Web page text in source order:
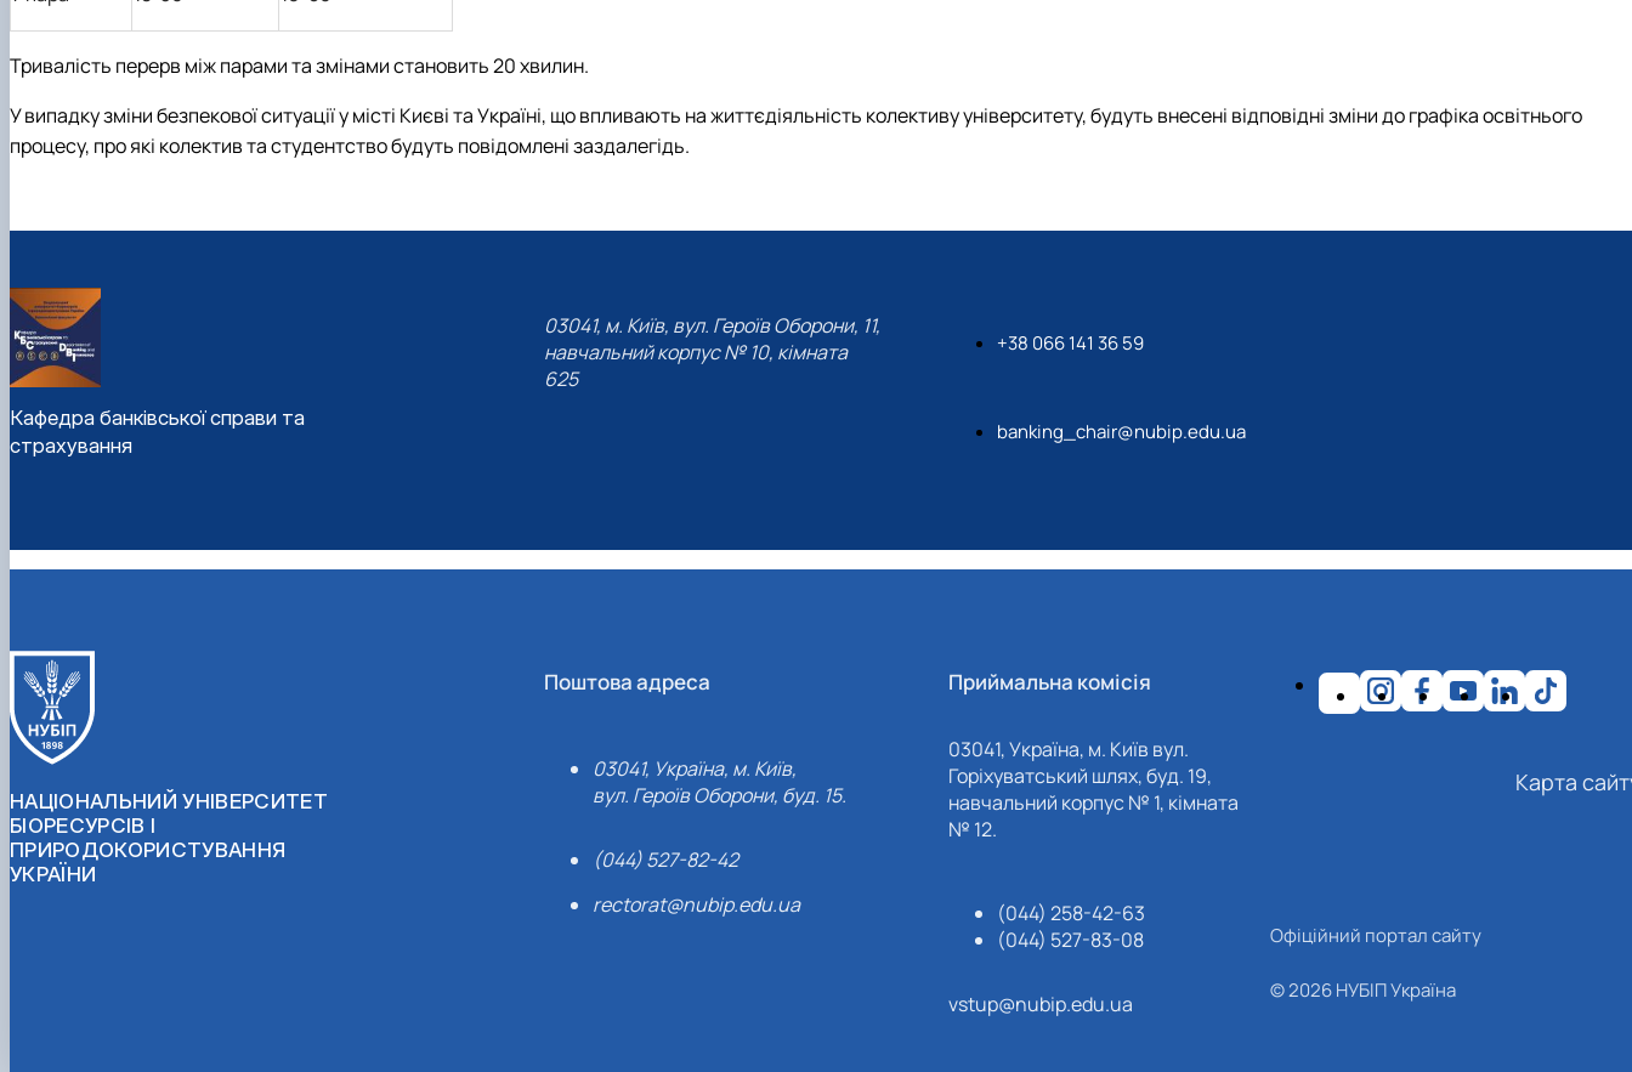
Тривалість перерв між парами та змінами становить 20 хвилин.
У випадку зміни безпекової ситуації у місті Києві та Україні, що впливають на життєдіяльність колективу університету, будуть внесені відповідні зміни до графіка освітнього
процесу, про які колектив та студентство будуть повідомлені заздалегідь.
Кафедра банківської справи та
страхування
03041, м. Київ, вул. Героїв Оборони, 11,
навчальний корпус № 10, кімната
625
+38 066 141 36 59
banking_chair@nubip.edu.ua
НАЦІОНАЛЬНИЙ УНІВЕРСИТЕТ
БІОРЕСУРСІВ І
ПРИРОДОКОРИСТУВАННЯ
УКРАЇНИ
Поштова адреса
03041, Україна, м. Київ,
вул. Героїв Оборони, буд. 15.
(044) 527-82-42
rectorat@nubip.edu.ua
Приймальна комісія
03041, Україна, м. Київ вул.
Горіхуватський шлях, буд. 19,
навчальний корпус № 1, кімната
№ 12.
(044) 258-42-63
(044) 527-83-08
vstup@nubip.edu.ua
Карта
Офіційний портал сайту
© 2026 НУБІП Україна